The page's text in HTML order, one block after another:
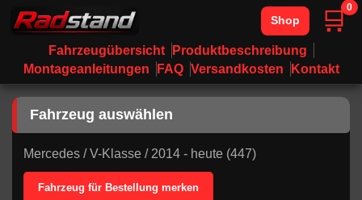
Fahrzeugübersicht
Produktbeschreibung
Montageanleitungen
FAQ Versandkosten Kontakt
Shop 🛒0
Fahrzeug auswählen
Mercedes /V-Klasse / 2014 - heute (447)
Fahrzeug für Bestellung merken